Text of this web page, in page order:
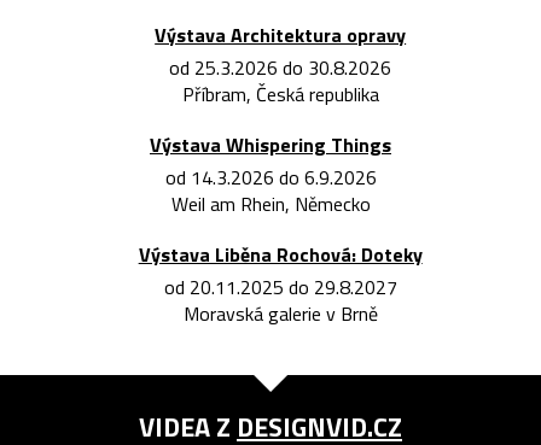
Výstava Architektura opravy
od 25.3.2026 do 30.8.2026
Příbram, Česká republika
Výstava Whispering Things
od 14.3.2026 do 6.9.2026
Weil am Rhein, Německo
Výstava Liběna Rochová: Doteky
od 20.11.2025 do 29.8.2027
Moravská galerie v Brně
VIDEA Z DESIGNVID.CZ